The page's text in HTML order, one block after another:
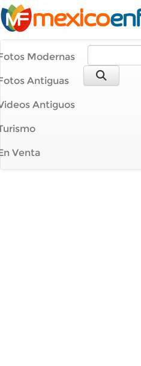
Modernas
Antiguas
Antiguos
Venta